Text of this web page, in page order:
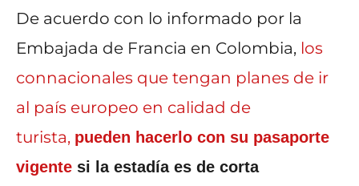
De acuerdo con lo informado por la
Embajada de Francia en Colombia, los
connacionales que tengan planes de ir
al país europeo en calidad de
turista, pueden hacerlo con su pasaporte
vigente si la estadía es de corta